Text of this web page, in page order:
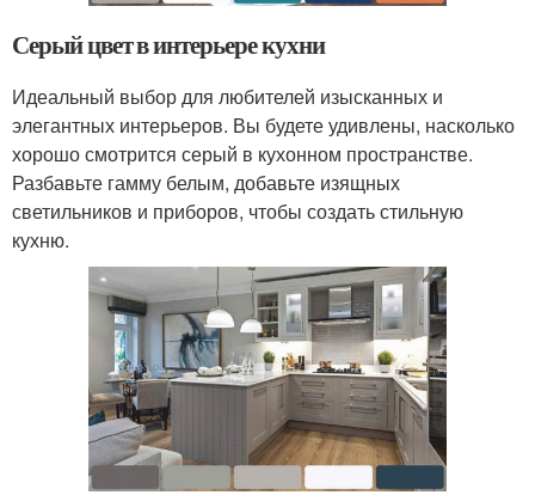
Серый цвет в интерьере кухни
Идеальный выбор для любителей изысканных и
элегантных интерьеров. Вы будете удивлены, насколько
хорошо смотрится серый в кухонном пространстве.
Разбавьте гамму белым, добавьте изящных
светильников и приборов, чтобы создать стильную
кухню.